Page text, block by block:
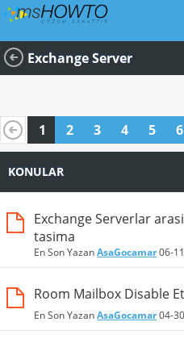
Exchange Server
1 2 3 4 5 6
KONULAR
Exchange Serverlar
tasima
En Son YazanAsaGocamar06-
Room Mailbox Disable
En Son YazanAsaGocamar04-